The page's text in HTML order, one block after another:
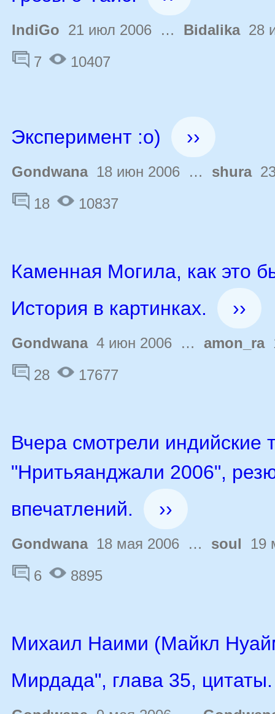
IndiGo 21 июл 2006 … Bidalika28
7
10407
Эксперимент :о) ››
Gondwana18 июн 2006 … shura23
18
10837
Каменная Могила, как это
История в картинках.
››
Gondwana4 июн 2006 … amon_ra
28
17677
Вчера смотрели индийские
"Нритьяанджали 2006",
впечатлений.
››
Gondwana18 мая 2006 … soul 19
6
8895
Михаил Наими (Майкл
Мирдада", глава 35, цитаты.